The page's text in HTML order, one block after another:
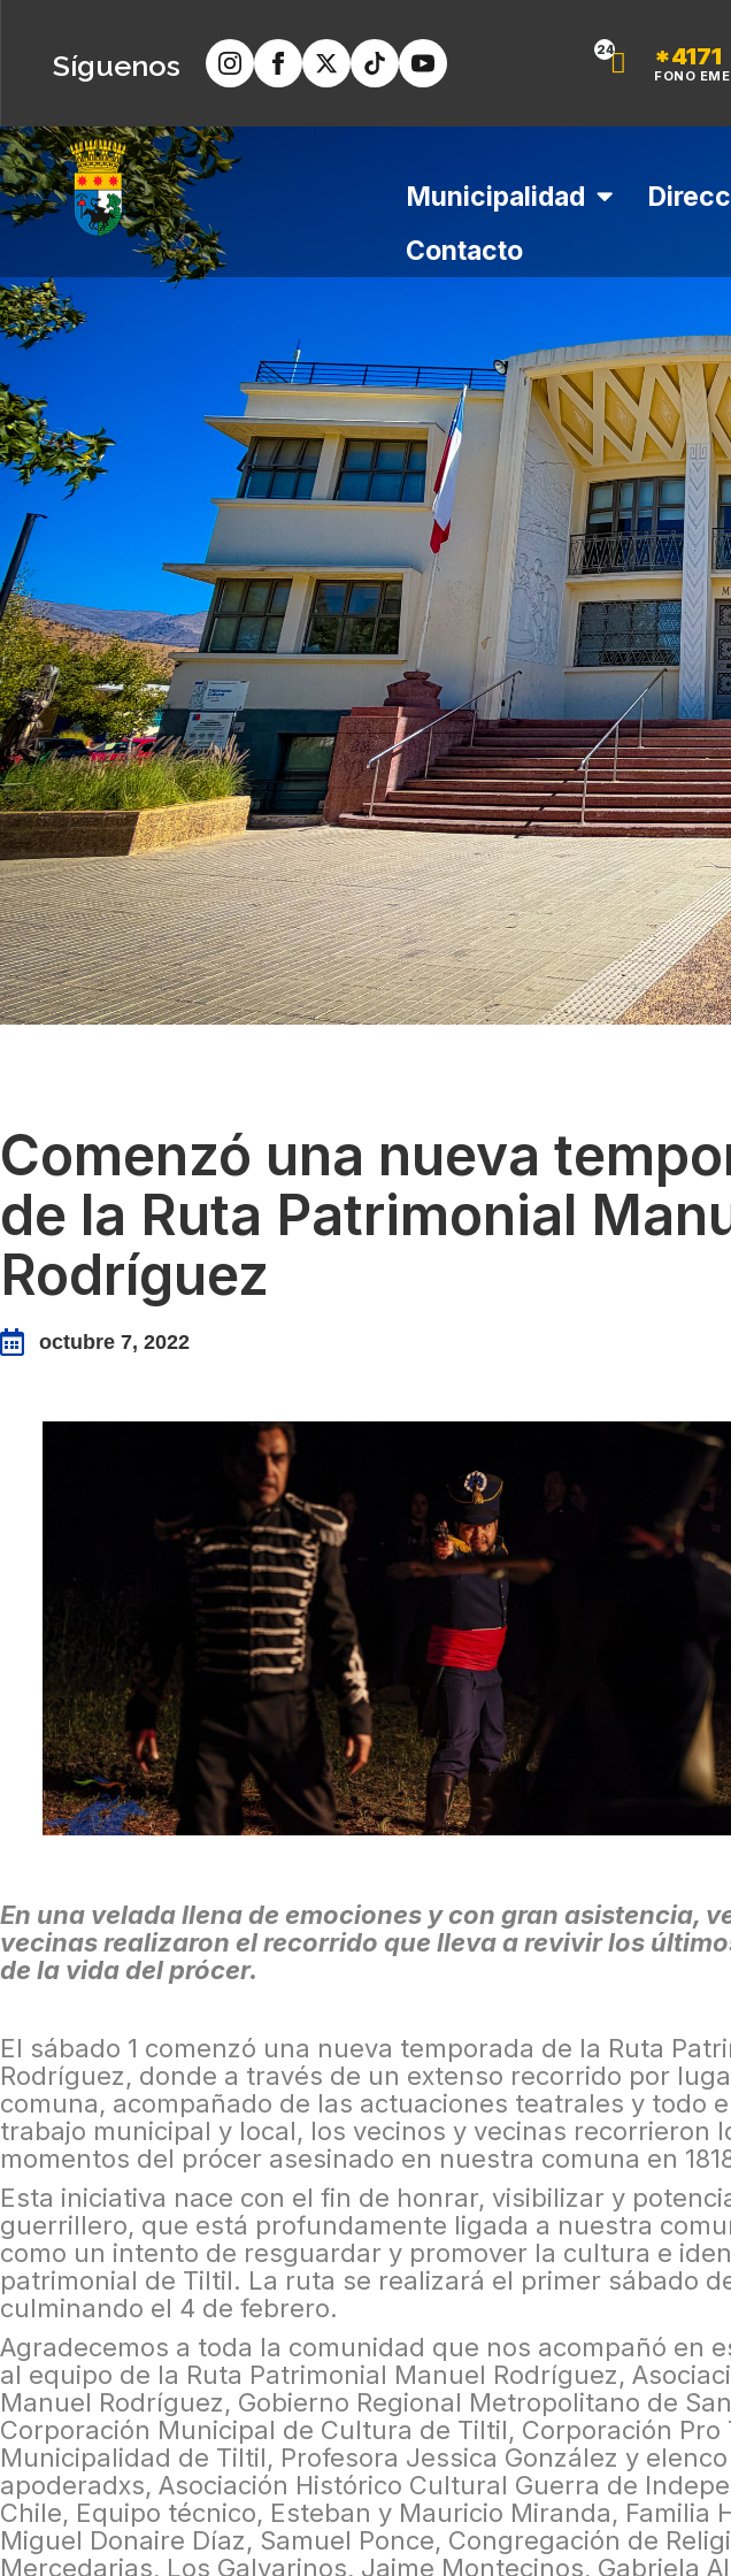
Síguenos 24 *4171
FONO
Municipalidad
Contacto
Comenzó una nueva
de la Ruta Patrimonial
Rodríguez
octubre 7, 2022
En una velada llena de emociones y con gran asistencia,
vecinas realizaron el recorrido que lleva a revivir los
de la vida del prócer.
El sábado 1 comenzó una nueva temporada de la Ruta
Rodríguez, donde a través de un extenso recorrido por
comuna, acompañado de las actuaciones teatrales y todo
trabajo municipal y local, los vecinos y vecinas recorrieron
momentos del prócer asesinado en nuestra comuna en
Esta iniciativa nace con el fin de honrar, visibilizar y
guerrillero, que está profundamente ligada a nuestra
como un intento de resguardar y promover la cultura e
patrimonial de Tiltil. La ruta se realizará el primer sábado
culminando el 4 de febrero.
Agradecemos a toda la comunidad que nos acompañó en
al equipo de la Ruta Patrimonial Manuel Rodríguez,
Manuel Rodríguez, Gobierno Regional Metropolitano de
Corporación Municipal de Cultura de Tiltil, Corporación Pro
Municipalidad de Tiltil, Profesora Jessica González y elenco
apoderadxs, Asociación Histórico Cultural Guerra de
Chile, Equipo técnico, Esteban y Mauricio Miranda, Familia
Miguel Donaire Díaz, Samuel Ponce, Congregación de
Mercedarias, Los Galvarinos, Jaime Montecinos, Gabriela